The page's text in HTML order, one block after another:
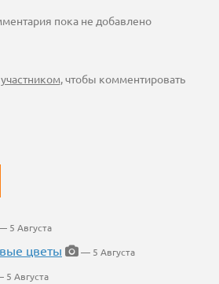
пока не добавлено
участником, чтобы комментировать
5 Августа
цветы
— 5 Августа
5 Августа